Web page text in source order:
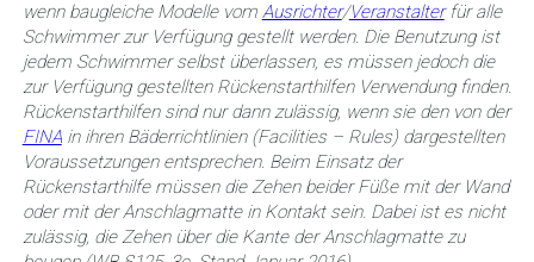
wenn baugleiche Modelle vom Ausrichter/Veranstalterfür alle
Schwimmer zur Verfügung gestellt werden. Die Benutzung ist
jedem Schwimmer selbst überlassen, es müssen jedoch die
zur Verfügung gestellten Rückenstarthilfen Verwendung finden.
Rückenstarthilfen sind nur dann zulässig, wenn sie den von der
FINAin ihren Bäderrichtlinien (Facilities – Rules) dargestellten
Voraussetzungen entsprechen. Beim Einsatz der
Rückenstarthilfe müssen die Zehen beider Füße mit der Wand
oder mit der Anschlagmatte in Kontakt sein. Dabei ist es nicht
zulässig, die Zehen über die Kante der Anschlagmatte zu